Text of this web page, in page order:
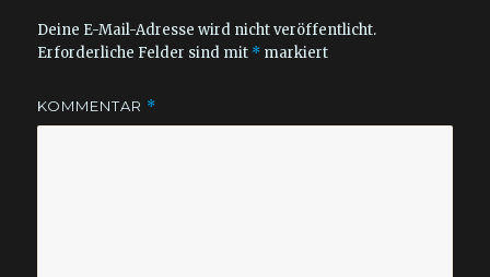
Deine E-Mail-Adresse wird nicht veröffentlicht.
Erforderliche Felder sind mit * markiert
KOMMENTAR *